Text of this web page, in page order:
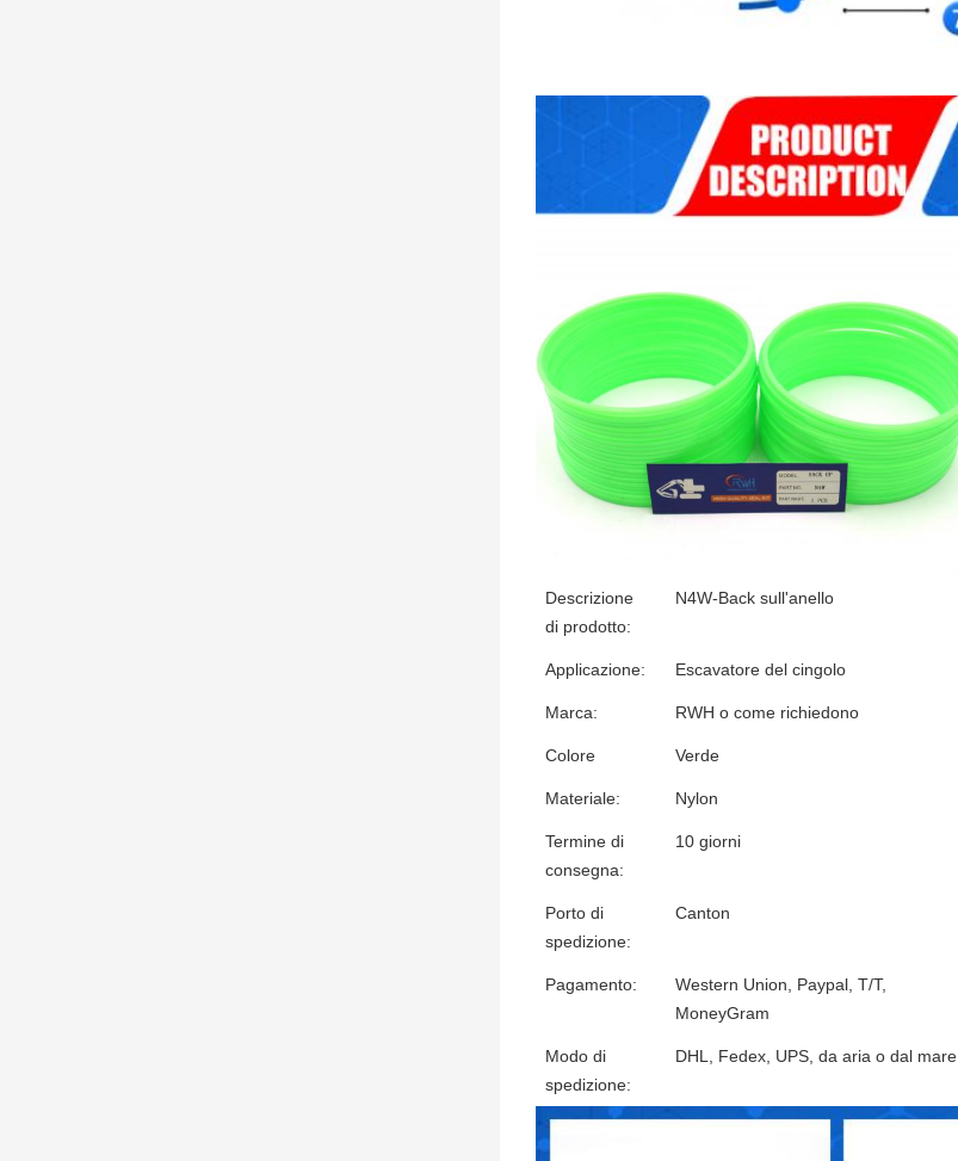
Descrizione
di prodotto:
N4W-Back sull'anello
Applicazione: Escavatore del cingolo
Marca: RWH o come richiedono
Colore Verde
Materiale: Nylon
Termine di
consegna:
10 giorni
Porto di
spedizione:
Canton
Pagamento:
Western Union, Paypal, T/T,
MoneyGram
Modo di
spedizione:
DHL, Fedex, UPS, da aria o dal mare